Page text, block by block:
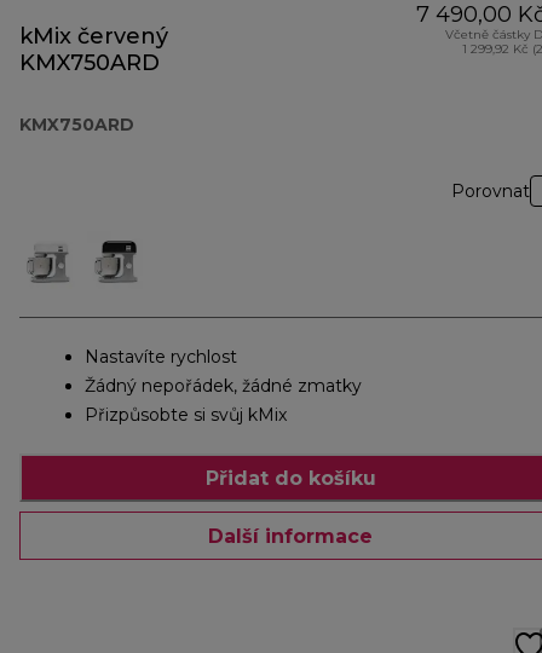
kMix červený
KMX750ARD
KMX750ARD
7 490,00
Včetně částky
1 299,92 Kč
Porovnat
Nastavíte rychlost
Žádný nepořádek, žádné zmatky
Přizpůsobte si svůj kMix
Přidat do košíku
Další informace